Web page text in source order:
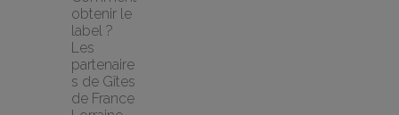
obtenir le
label ?
Les
partenaire
s de Gîtes
de France